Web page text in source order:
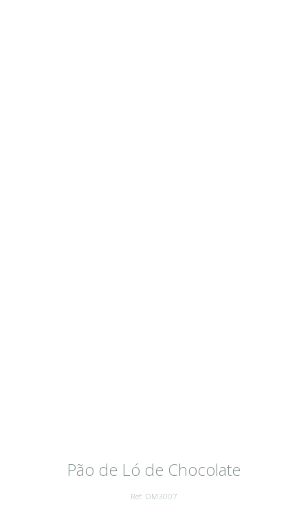
Pão de Ló de Chocolate
Ref: DM3007